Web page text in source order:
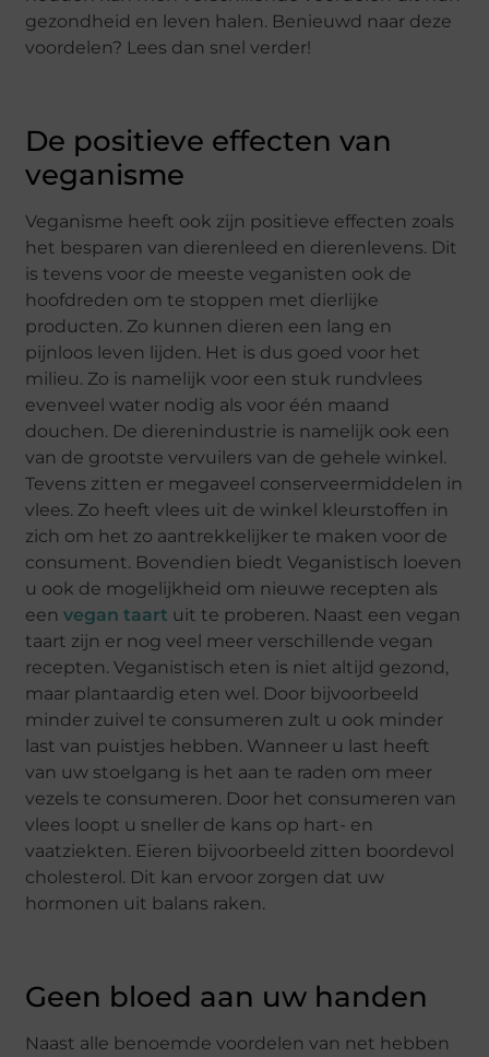
gezondheid en leven halen. Benieuwd naar deze
voordelen? Lees dan snel verder!
De positieve effecten van
veganisme
Veganisme heeft ook zijn positieve effecten zoals
het besparen van dierenleed en dierenlevens. Dit
is tevens voor de meeste veganisten ook de
hoofdreden om te stoppen met dierlijke
producten. Zo kunnen dieren een lang en
pijnloos leven lijden. Het is dus goed voor het
milieu. Zo is namelijk voor een stuk rundvlees
evenveel water nodig als voor één maand
douchen. De dierenindustrie is namelijk ook een
van de grootste vervuilers van de gehele winkel.
Tevens zitten er megaveel conserveermiddelen in
vlees. Zo heeft vlees uit de winkel kleurstoffen in
zich om het zo aantrekkelijker te maken voor de
consument. Bovendien biedt Veganistisch loeven
u ook de mogelijkheid om nieuwe recepten als
eenvegan taart uit te proberen. Naast een vegan
taart zijn er nog veel meer verschillende vegan
recepten. Veganistisch eten is niet altijd gezond,
maar plantaardig eten wel. Door bijvoorbeeld
minder zuivel te consumeren zult u ook minder
last van puistjes hebben. Wanneer u last heeft
van uw stoelgang is het aan te raden om meer
vezels te consumeren. Door het consumeren van
vlees loopt u sneller de kans op hart- en
vaatziekten. Eieren bijvoorbeeld zitten boordevol
cholesterol. Dit kan ervoor zorgen dat uw
hormonen uit balans raken.
Geen bloed aan uw handen
Naast alle benoemde voordelen van net hebben